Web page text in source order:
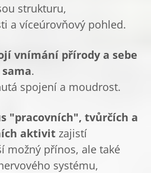
strukturu,
a víceúrovňový pohled.
vnímání přírody a sebe
sama.
spojení a moudrost.
"pracovních", tvůrčích a
aktivit zajistí
možný přínos, ale také
systému,